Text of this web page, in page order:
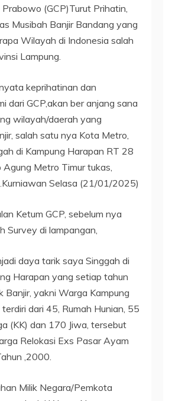
(GCP)Turut Prihatin,
Musibah Banjir Bandang yang
Wilayah di Indonesia salah
Lampung.
keprihatinan dan
dari GCP,akan ber anjang sana
wilayah/daerah yang
salah satu nya Kota Metro,
di Kampung Harapan RT 28
Agung Metro Timur tukas,
Selasa (21/01/2025)
Ketum GCP, sebelum nya
Survey di lampangan,
daya tarik saya Singgah di
Harapan yang setiap tahun
Banjir, yakni Warga Kampung
dari 45, Rumah Hunian, 55
(KK) dan 170 Jiwa, tersebut
Relokasi Exs Pasar Ayam
,2000.
Milik Negara/Pemkota